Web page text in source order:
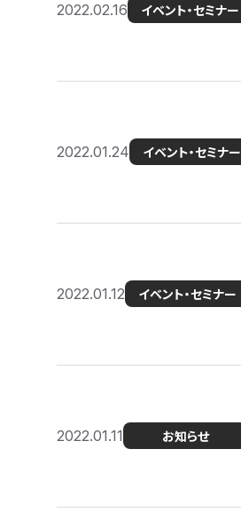
2022.02.16 イベント・セミナー
2022.01.24 イベント・セミナー
2022.01.12 イベント・セミナー
2022.01.11 お知らせ